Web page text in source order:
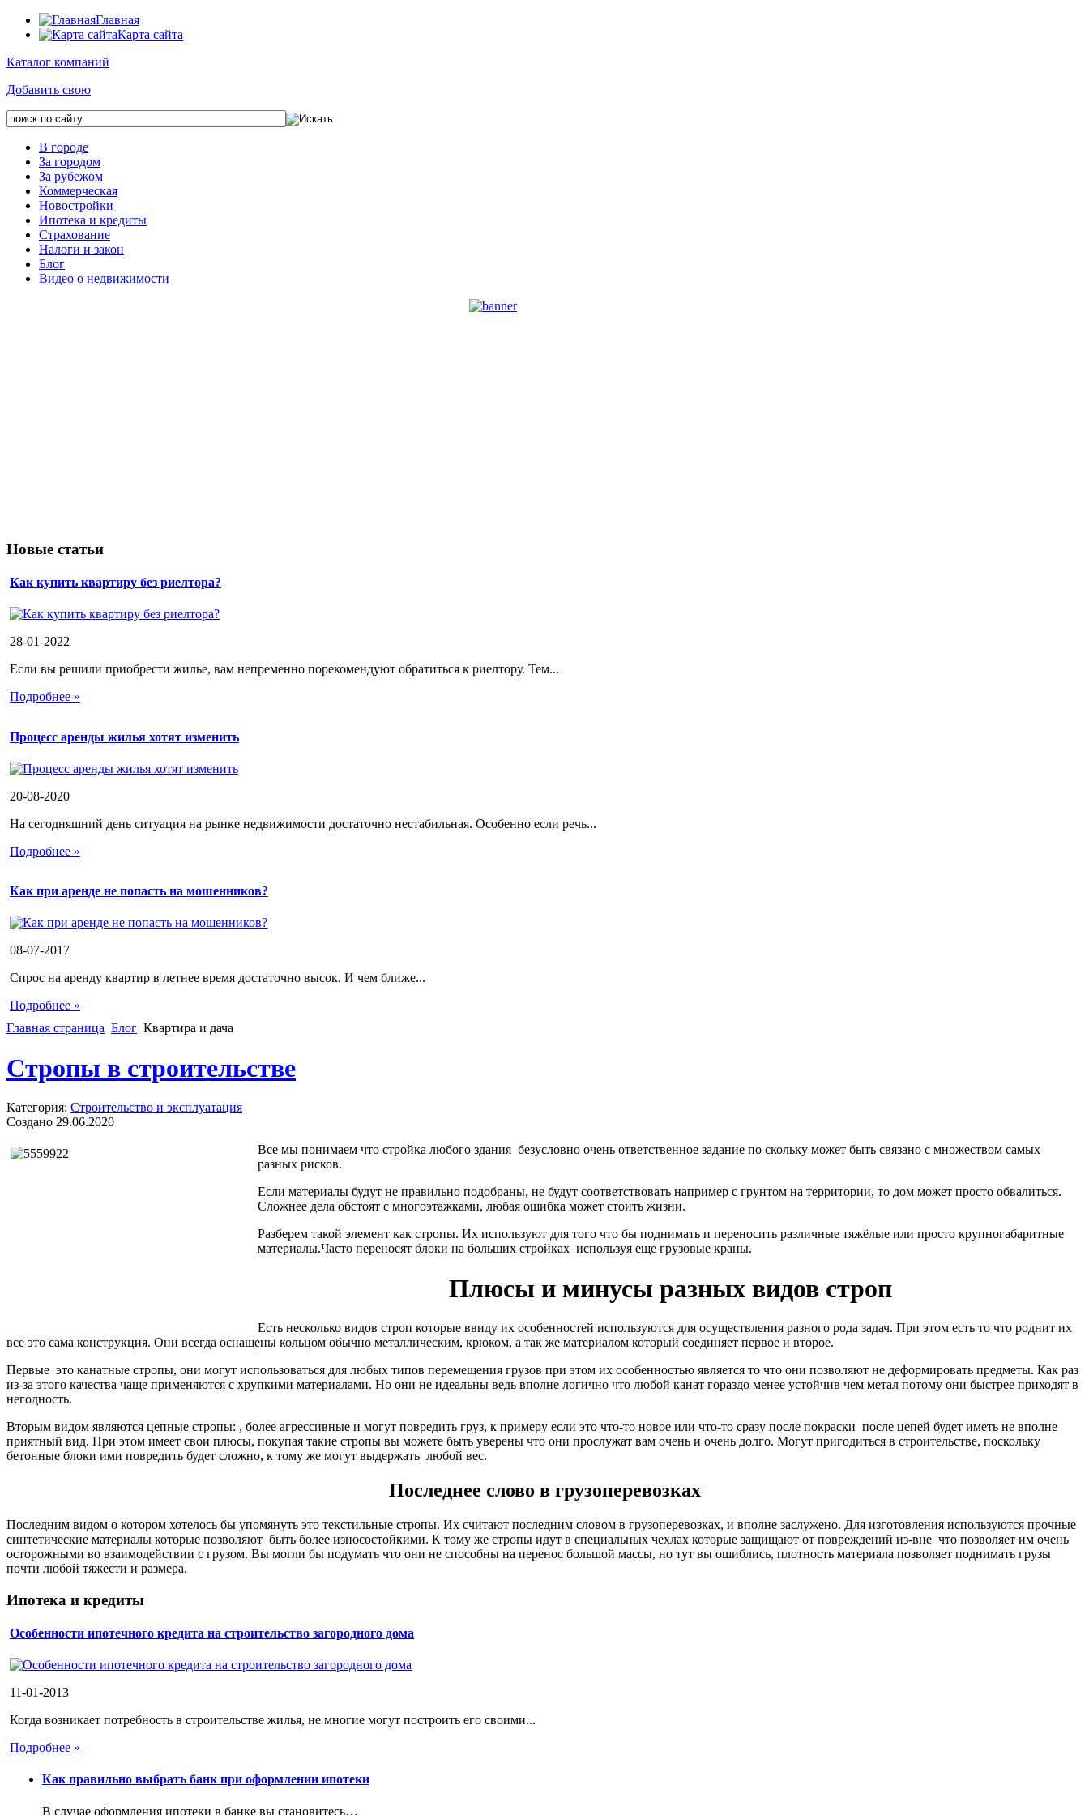
Главная
Карта сайта
Каталог компаний
Добавить свою
В городе
За городом
За рубежом
Коммерческая
Новостройки
Ипотека и кредиты
Страхование
Налоги и закон
Блог
Видео о недвижимости
Новые статьи
Как купить квартиру без риелтора?
28-01-2022
Если вы решили приобрести жилье, вам непременно порекомендуют обратиться к риелтору. Тем...
Подробнее »
Процесс аренды жилья хотят изменить
20-08-2020
На сегодняшний день ситуация на рынке недвижимости достаточно нестабильная. Особенно если речь...
Подробнее »
Как при аренде не попасть на мошенников?
08-07-2017
Спрос на аренду квартир в летнее время достаточно высок. И чем ближе...
Подробнее »
Главная страница Блог Квартира и дача
Стропы в строительстве
Категория: Строительство и эксплуатация
Создано 29.06.2020
Все мы понимаем что стройка любого здания безусловно очень ответственное задание по скольку может быть связано с множеством самых
разных рисков.
Если материалы будут не правильно подобраны, не будут соответствовать например с грунтом на территории, то дом может просто обвалиться.
Сложнее дела обстоят с многоэтажками, любая ошибка может стоить жизни.
Разберем такой элемент как стропы. Их используют для того что бы поднимать и переносить различные тяжёлые или просто крупногабаритные
материалы.Часто переносят блоки на больших стройках используя еще грузовые краны.
Плюсы и минусы разных видов строп
Есть несколько видов строп которые ввиду их особенностей используются для осуществления разного рода задач. При этом есть то что роднит их
все это сама конструкция. Они всегда оснащены кольцом обычно металлическим, крюком, а так же материалом который соединяет первое и второе.
Первые это канатные стропы, они могут использоваться для любых типов перемещения грузов при этом их особенностью является то что они позволяют не деформировать предметы. Как раз
из-за этого качества чаще применяются с хрупкими материалами. Но они не идеальны ведь вполне логично что любой канат гораздо менее устойчив чем метал потому они быстрее приходят в
негодность.
Вторым видом являются цепные стропы: , более агрессивные и могут повредить груз, к примеру если это что-то новое или что-то сразу после покраски после цепей будет иметь не вполне
приятный вид. При этом имеет свои плюсы, покупая такие стропы вы можете быть уверены что они прослужат вам очень и очень долго. Могут пригодиться в строительстве, поскольку
бетонные блоки ими повредить будет сложно, к тому же могут выдержать любой вес.
Последнее слово в грузоперевозках
Последним видом о котором хотелось бы упомянуть это текстильные стропы. Их считают последним словом в грузоперевозках, и вполне заслужено. Для изготовления используются прочные
синтетические материалы которые позволяют быть более износостойкими. К тому же стропы идут в специальных чехлах которые защищают от повреждений из-вне что позволяет им очень
осторожными во взаимодействии с грузом. Вы могли бы подумать что они не способны на перенос большой массы, но тут вы ошиблись, плотность материала позволяет поднимать грузы
почти любой тяжести и размера.
Ипотека и кредиты
Особенности ипотечного кредита на строительство загородного дома
11-01-2013
Когда возникает потребность в строительстве жилья, не многие могут построить его своими...
Подробнее »
Как правильно выбрать банк при оформлении ипотеки
В случае оформления ипотеки в банке вы становитесь…